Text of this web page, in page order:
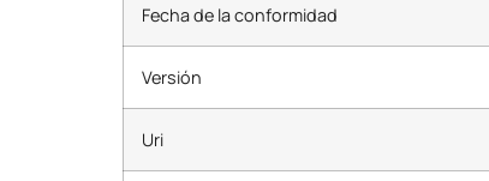
Fecha de la conformidad
Versión
Uri